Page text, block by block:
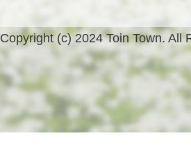
Copyright (c) 2024 Toin Town. All